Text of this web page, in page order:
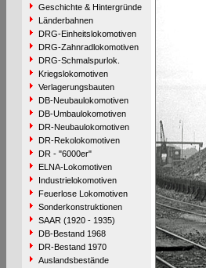
Geschichte & Hintergründe
Länderbahnen
DRG-Einheitslokomotiven
DRG-Zahnradlokomotiven
DRG-Schmalspurlok.
Kriegslokomotiven
Verlagerungsbauten
DB-Neubaulokomotiven
DB-Umbaulokomotiven
DR-Neubaulokomotiven
DR-Rekolokomotiven
DR - "6000er"
ELNA-Lokomotiven
Industrielokomotiven
Feuerlose Lokomotiven
Sonderkonstruktionen
SAAR (1920 - 1935)
DB-Bestand 1968
DR-Bestand 1970
Auslandsbestände